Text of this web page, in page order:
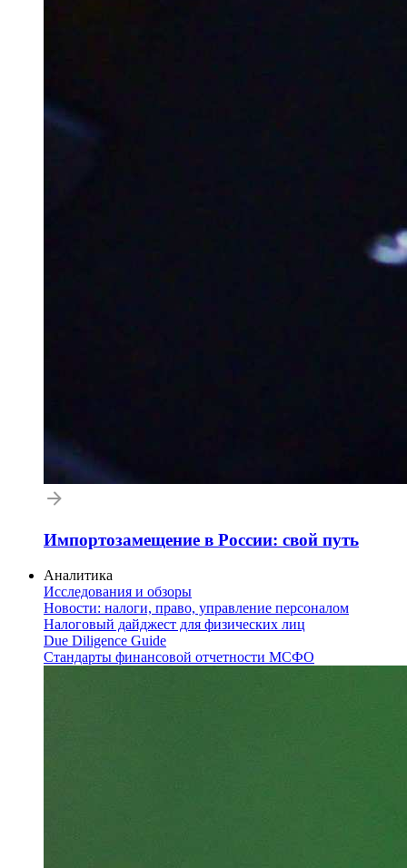
Импортозамещение в России: свой путь
Аналитика
Исследования и обзоры
Новости: налоги, право, управление персоналом
Налоговый дайджест для физических лиц
Due Diligence Guide
Стандарты финансовой отчетности МСФО